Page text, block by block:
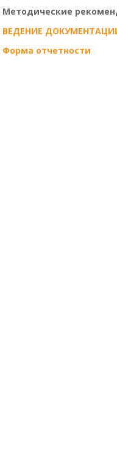
Методические
ВЕДЕНИЕ
Форма отчетности